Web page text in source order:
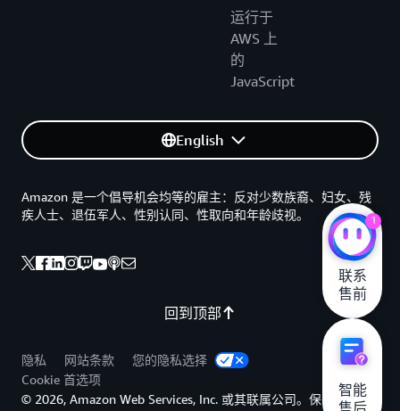
运行于
AWS 上
的
JavaScript
English
回到顶部
Amazon 是一个倡导机会均等的雇主：反对少数族裔、妇女、残
疾人士、退伍军人、性别认同、性取向和年龄歧视。
隐私 网站条款
您的隐私选择
Cookie 首选项
© 2026, Amazon Web Services, Inc. 或其联属公司。保留所有权
1
联系
售前
智能
售后